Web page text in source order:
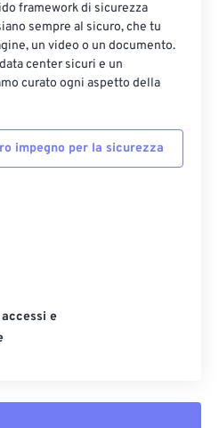
framework di sicurezza
sempre al sicuro, che tu
un video o un documento.
center sicuri e un
curato ogni aspetto della
impegno per la sicurezza
e